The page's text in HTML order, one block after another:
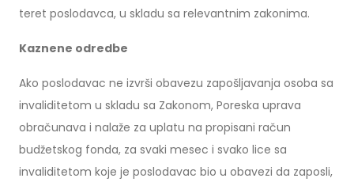
teret poslodavca, u skladu sa relevantnim zakonima.
Kaznene odredbe
Ako poslodavac ne izvrši obavezu zapošljavanja osoba sa
invaliditetom u skladu sa Zakonom, Poreska uprava
obračunava i nalaže za uplatu na propisani račun
budžetskog fonda, za svaki mesec i svako lice sa
invaliditetom koje je poslodavac bio u obavezi da zaposli,